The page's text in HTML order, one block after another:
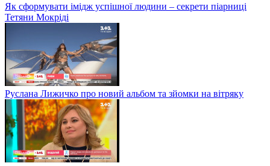
Як сформувати імідж успішної людини – секрети піарниці
Тетяни Мокріді
Руслана Лижичко про новий альбом та зйомки на вітряку